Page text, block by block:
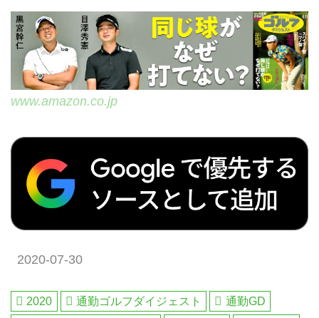
www.amazon.co.jp
2020-07-30
2020 通勤ゴルフダイジェスト
通勤GD